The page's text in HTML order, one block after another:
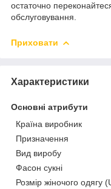
остаточно
обслуговування.
Приховати
Характеристики
Основні атрибути
Країна виробник
Призначення
Вид виробу
Фасон сукні
Розмір жіночого одягу